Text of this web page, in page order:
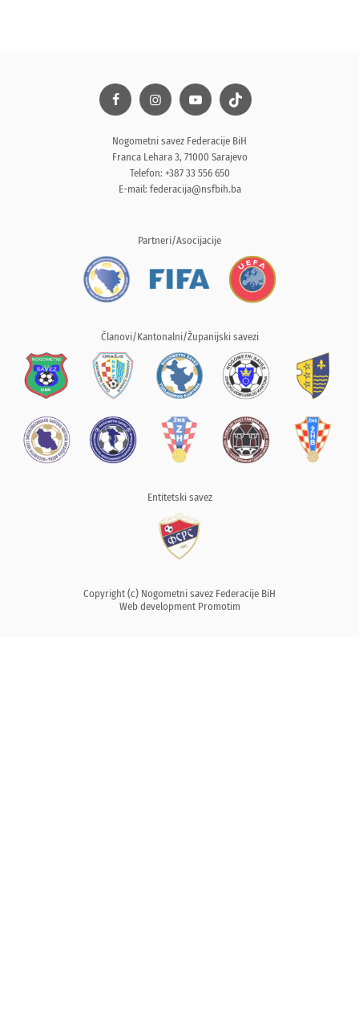
Nogometni savez Federacije BiH
Franca Lehara 3, 71000 Sarajevo
Telefon: +387 33 556 650
E-mail: federacija@nsfbih.ba
Partneri/Asocijacije
Članovi/Kantonalni/Županijski savezi
Entitetski savez
Copyright (c) Nogometni savez Federacije BiH
Web development Promotim